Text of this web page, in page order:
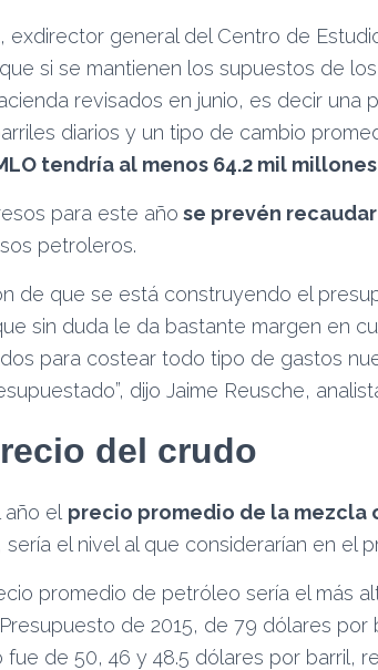
exdirector general del Centro de
si se mantienen los supuestos de
revisados en junio, es decir una
diarios y un tipo de cambio
tendría al menos 64.2 mil
para este año se prevén
petroleros.
de que se está construyendo el
sin duda le da bastante margen en
para costear todo tipo de gastos
dijo Jaime Reusche,
del crudo
el precio promedio de la mezcla
el nivel al que considerarían en el
promedio de petróleo sería el más
de 2015, de 79 dólares por
de 50, 46 y 48.5 dólares por barril,